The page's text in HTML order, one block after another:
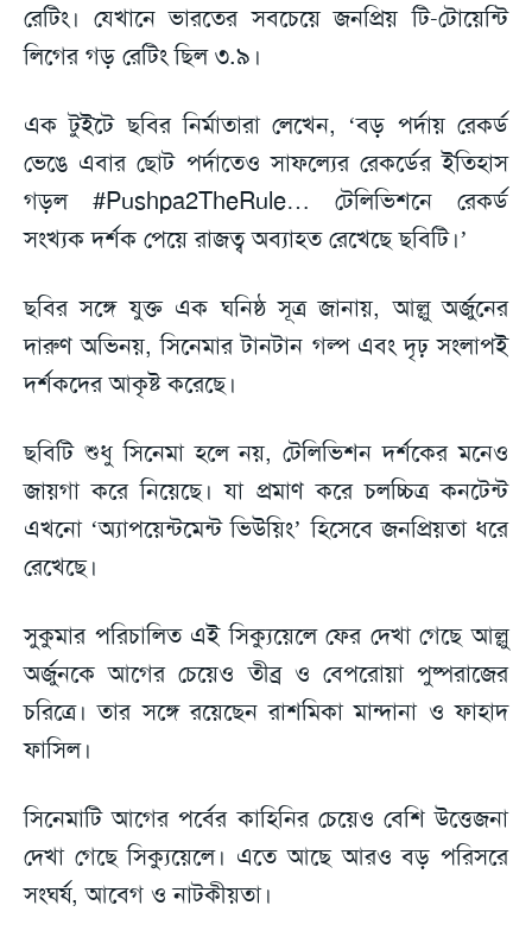
রেটিং। যেখানে ভারতের সবচেয়ে জনপ্রিয় টি-টোয়েন্টি
লিগের গড় রেটিং ছিল ৩.৯।
এক টুইটে ছবির নির্মাতারা লেখেন, ‘বড় পর্দায় রেকর্ড
ভেঙে এবার ছোট পর্দাতেও সাফল্যের রেকর্ডের ইতিহাস
গড়ল #Pushpa2TheRule… টেলিভিশনে রেকর্ড
সংখ্যক দর্শক পেয়ে রাজত্ব অব্যাহত রেখেছে ছবিটি।’
ছবির সঙ্গে যুক্ত এক ঘনিষ্ঠ সূত্র জানায়, আল্লু অর্জুনের
দারুণ অভিনয়, সিনেমার টানটান গল্প এবং দৃঢ় সংলাপই
দর্শকদের আকৃষ্ট করেছে।
ছবিটি শুধু সিনেমা হলে নয়, টেলিভিশন দর্শকের মনেও
জায়গা করে নিয়েছে। যা প্রমাণ করে চলচ্চিত্র কনটেন্ট
এখনো ‘অ্যাপয়েন্টমেন্ট ভিউয়িং’ হিসেবে জনপ্রিয়তা ধরে
রেখেছে।
সুকুমার পরিচালিত এই সিক্যুয়েলে ফের দেখা গেছে আল্লু
অর্জুনকে আগের চেয়েও তীব্র ও বেপরোয়া পুষ্পরাজের
চরিত্রে। তার সঙ্গে রয়েছেন রাশমিকা মান্দানা ও ফাহাদ
ফাসিল।
সিনেমাটি আগের পর্বের কাহিনির চেয়েও বেশি উত্তেজনা
দেখা গেছে সিক্যুয়েলে। এতে আছে আরও বড় পরিসরে
সংঘর্ষ, আবেগ ও নাটকীয়তা।